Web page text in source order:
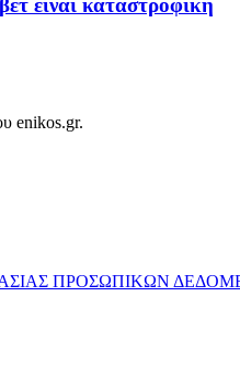
είναι καταστροφική
enikos.gr.
ΠΡΟΣΩΠΙΚΩΝ